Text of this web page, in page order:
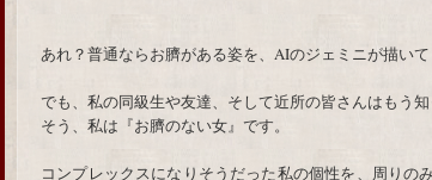
あれ？普通ならお臍がある姿を、AIのジェミニが描いて
でも、私の同級生や友達、そして近所の皆さんはもう知
そう、私は『お臍のない女』です。
コンプレックスになりそうだった私の個性を、周りの